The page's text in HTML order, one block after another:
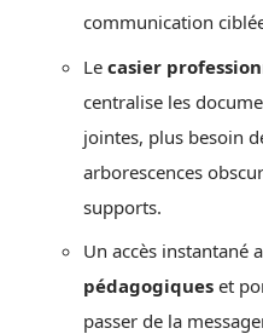
communication
Le casier
centralise les
jointes, plus besoin
arborescences
supports.
Un accès instantané
pédagogiques et
passer de la